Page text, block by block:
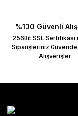
%100 Güvenli
256Bit SSL Sertifikası
Siparişleriniz
Alışverişler